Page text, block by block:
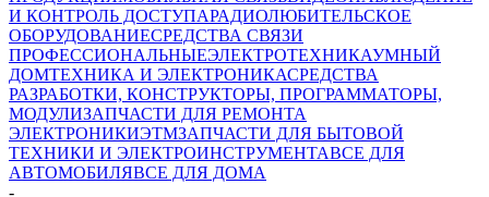
И КОНТРОЛЬ ДОСТУПАРАДИОЛЮБИТЕЛЬСКОЕ
ОБОРУДОВАНИЕСРЕДСТВА СВЯЗИ
ПРОФЕССИОНАЛЬНЫЕЭЛЕКТРОТЕХНИКАУМНЫЙ
ДОМТЕХНИКА И ЭЛЕКТРОНИКАСРЕДСТВА
РАЗРАБОТКИ, КОНСТРУКТОРЫ, ПРОГРАММАТОРЫ,
МОДУЛИЗАПЧАСТИ ДЛЯ РЕМОНТА
ЭЛЕКТРОНИКИЭТМЗАПЧАСТИ ДЛЯ БЫТОВОЙ
ТЕХНИКИ И ЭЛЕКТРОИНСТРУМЕНТАВСЕ ДЛЯ
АВТОМОБИЛЯВСЕ ДЛЯ ДОМА
-